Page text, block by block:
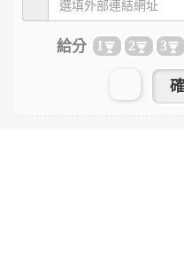
給分 1 2 3